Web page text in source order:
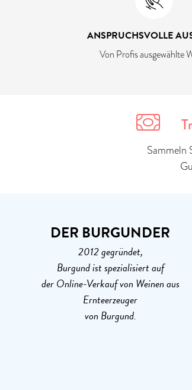
ANSPRUCHSVOLLE
Von Profis ausgewählte
Sammeln
DER BURGUNDER
2012 gegründet,
Burgund ist spezialisiert auf
der Online-Verkauf von Weinen aus
Ernteerzeuger
von Burgund.